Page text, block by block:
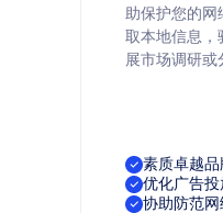
助保护您的网
取本地信息，
展市场调研或
素质卓越品
优化广告
协助防范